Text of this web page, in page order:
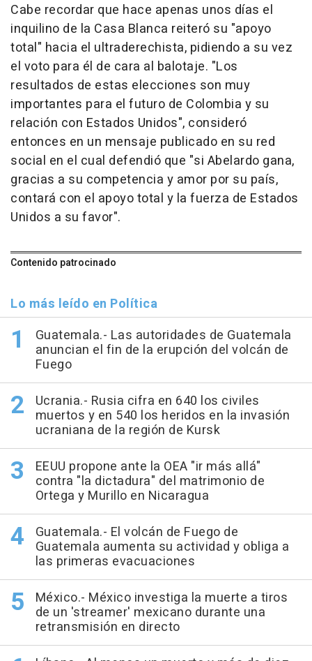
Cabe recordar que hace apenas unos días el
inquilino de la Casa Blanca reiteró su "apoyo
total" hacia el ultraderechista, pidiendo a su vez
el voto para él de cara al balotaje. "Los
resultados de estas elecciones son muy
importantes para el futuro de Colombia y su
relación con Estados Unidos", consideró
entonces en un mensaje publicado en su red
social en el cual defendió que "si Abelardo gana,
gracias a su competencia y amor por su país,
contará con el apoyo total y la fuerza de Estados
Unidos a su favor".
Contenido patrocinado
Lo más leído en Política
Guatemala.- Las autoridades de Guatemala
anuncian el fin de la erupción del volcán de
Fuego
Ucrania.- Rusia cifra en 640 los civiles
muertos y en 540 los heridos en la invasión
ucraniana de la región de Kursk
EEUU propone ante la OEA "ir más allá"
contra "la dictadura" del matrimonio de
Ortega y Murillo en Nicaragua
Guatemala.- El volcán de Fuego de
Guatemala aumenta su actividad y obliga a
las primeras evacuaciones
México.- México investiga la muerte a tiros
de un 'streamer' mexicano durante una
retransmisión en directo